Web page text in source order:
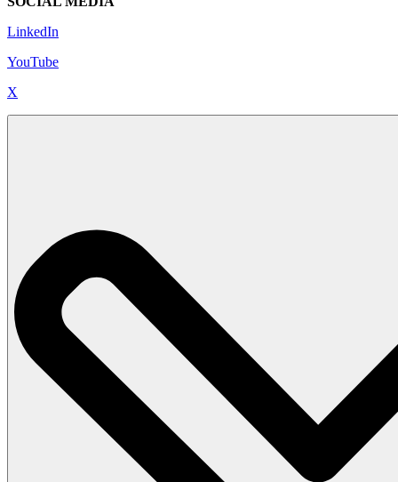
LinkedIn
YouTube
X